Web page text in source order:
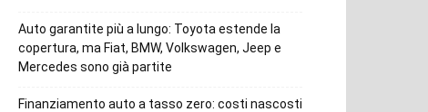
Auto garantite più a lungo: Toyota estende la
copertura, ma Fiat, BMW, Volkswagen, Jeep e
Mercedes sono già partite
Finanziamento auto a tasso zero: costi nascosti